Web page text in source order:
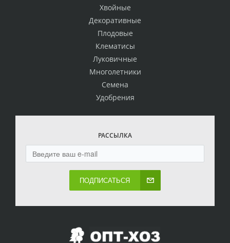
Хвойные
Декоративные
Плодовые
Клематисы
Луковичные
Многолетники
Семена
Удобрения
РАССЫЛКА
ПОДПИСАТЬСЯ